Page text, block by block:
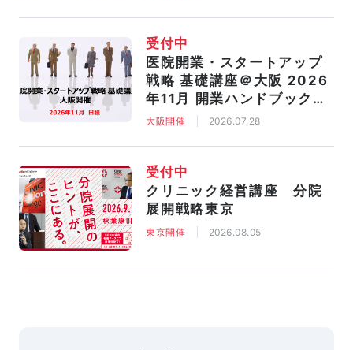
受付中
医院開業・スタートアップ
戦略 基礎講座＠大阪 2026
年11月 開業ハンドブック進
呈
大阪開催 2026.07.28
受付中
クリニック経営講座 分院
展開戦略東京
東京開催 2026.08.05